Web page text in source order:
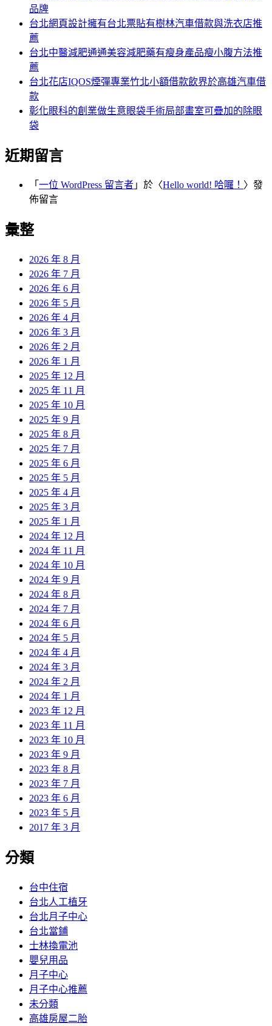
品牌
台北網頁設計擁有台北票貼有樹林汽車借款與洗衣店推
薦
台北中醫減肥通通美容減肥藥有瘦身產品瘦小腹方法推
薦
台北花店IQOS煙彈專業竹北小額借款飲界於高雄汽車借
款
彰化眼科的創業做生意眼袋手術局部畫室可疊加的除眼
袋
近期留言
「 一位 WordPress 留言者 」於〈Hello world! 哈囉！ 〉發
佈留言
彙整
2026 年 8 月
2026 年 7 月
2026 年 6 月
2026 年 5 月
2026 年 4 月
2026 年 3 月
2026 年 2 月
2026 年 1 月
2025 年 12 月
2025 年 11 月
2025 年 10 月
2025 年 9 月
2025 年 8 月
2025 年 7 月
2025 年 6 月
2025 年 5 月
2025 年 4 月
2025 年 3 月
2025 年 1 月
2024 年 12 月
2024 年 11 月
2024 年 10 月
2024 年 9 月
2024 年 8 月
2024 年 7 月
2024 年 6 月
2024 年 5 月
2024 年 4 月
2024 年 3 月
2024 年 2 月
2024 年 1 月
2023 年 12 月
2023 年 11 月
2023 年 10 月
2023 年 9 月
2023 年 8 月
2023 年 7 月
2023 年 6 月
2023 年 5 月
2017 年 3 月
分類
台中住宿
台北人工植牙
台北月子中心
台北當鋪
士林換電池
嬰兒用品
月子中心
月子中心推薦
未分類
高雄房屋二胎